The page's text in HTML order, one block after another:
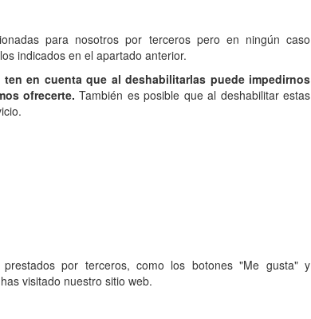
para nosotros por terceros pero en ningún caso
indicados en el apartado anterior.
en cuenta que al deshabilitarlas puede impedirnos
ofrecerte. También es posible que al deshabilitar estas
por terceros, como los botones "Me gusta" y
visitado nuestro sitio web.